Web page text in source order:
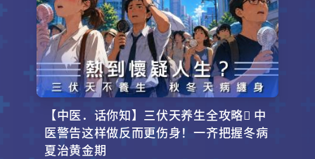
【中医．话你知】三伏天养生全攻略 中
医警告这样做反而更伤身！一齐把握冬病
夏治黄金期